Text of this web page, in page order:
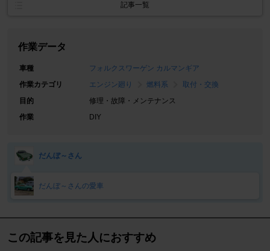
記事一覧
作業データ
車種
フォルクスワーゲン カルマンギア
作業カテゴリ
エンジン廻り 燃料系
取付・交換
目的
修理・故障・メンテナンス
作業
DIY
だんぼ～さん
だんぼ～さんの愛車
この記事を見た人におすすめ